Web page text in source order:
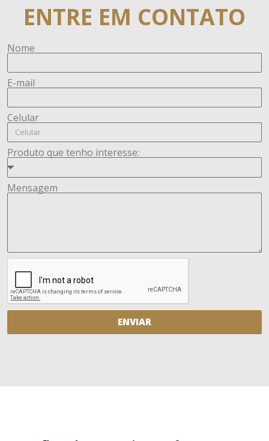
ENTRE EM CONTATO
Nome
E-mail
Celular
Produto que tenho interesse:
Mensagem
ENVIAR